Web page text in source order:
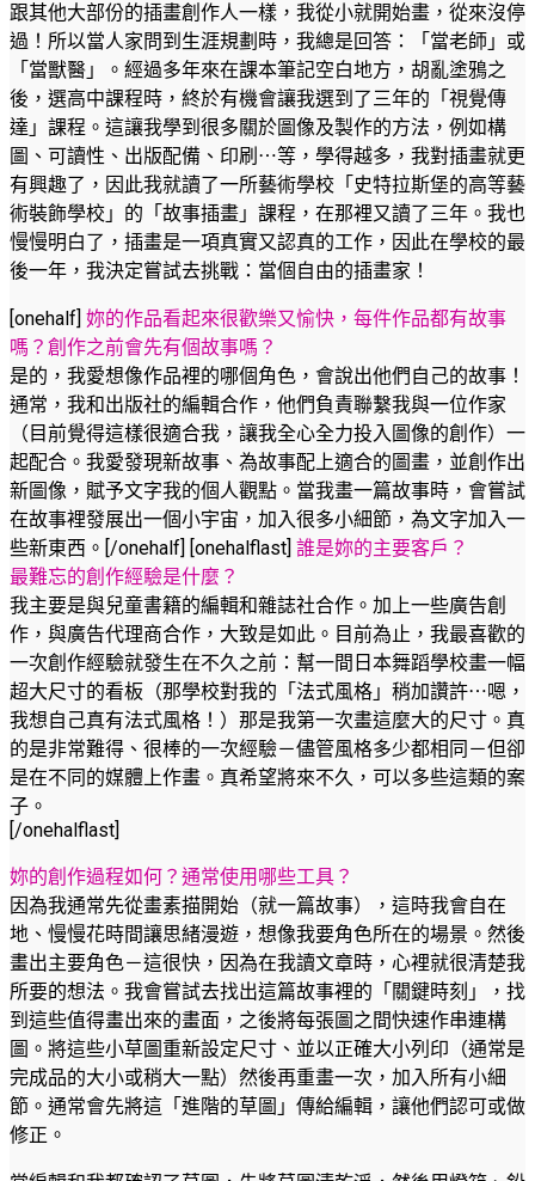
跟其他大部份的插畫創作人一樣，我從小就開始畫，從來沒停
過！所以當人家問到生涯規劃時，我總是回答：「當老師」或
「當獸醫」。經過多年來在課本筆記空白地方，胡亂塗鴉之
後，選高中課程時，終於有機會讓我選到了三年的「視覺傳
達」課程。這讓我學到很多關於圖像及製作的方法，例如構
圖、可讀性、出版配備、印刷⋯等，學得越多，我對插畫就更
有興趣了，因此我就讀了一所藝術學校「史特拉斯堡的高等藝
術裝飾學校」的「故事插畫」課程，在那裡又讀了三年。我也
慢慢明白了，插畫是一項真實又認真的工作，因此在學校的最
後一年，我決定嘗試去挑戰：當個自由的插畫家！
[onehalf] 妳的作品看起來很歡樂又愉快，每件作品都有故事
嗎？創作之前會先有個故事嗎？
是的，我愛想像作品裡的哪個角色，會說出他們自己的故事！
通常，我和出版社的編輯合作，他們負責聯繫我與一位作家
（目前覺得這樣很適合我，讓我全心全力投入圖像的創作）一
起配合。我愛發現新故事、為故事配上適合的圖畫，並創作出
新圖像，賦予文字我的個人觀點。當我畫一篇故事時，會嘗試
在故事裡發展出一個小宇宙，加入很多小細節，為文字加入一
些新東西。[/onehalf] [onehalflast] 誰是妳的主要客戶？
最難忘的創作經驗是什麼？
我主要是與兒童書籍的編輯和雜誌社合作。加上一些廣告創
作，與廣告代理商合作，大致是如此。目前為止，我最喜歡的
一次創作經驗就發生在不久之前：幫一間日本舞蹈學校畫一幅
超大尺寸的看板（那學校對我的「法式風格」稍加讚許⋯嗯，
我想自己真有法式風格！）那是我第一次畫這麼大的尺寸。真
的是非常難得、很棒的一次經驗－儘管風格多少都相同－但卻
是在不同的媒體上作畫。真希望將來不久，可以多些這類的案
子。
[/onehalflast]
妳的創作過程如何？通常使用哪些工具？
因為我通常先從畫素描開始（就一篇故事），這時我會自在
地、慢慢花時間讓思緒漫遊，想像我要角色所在的場景。然後
畫出主要角色－這很快，因為在我讀文章時，心裡就很清楚我
所要的想法。我會嘗試去找出這篇故事裡的「關鍵時刻」，找
到這些值得畫出來的畫面，之後將每張圖之間快速作串連構
圖。將這些小草圖重新設定尺寸、並以正確大小列印（通常是
完成品的大小或稍大一點）然後再重畫一次，加入所有小細
節。通常會先將這「進階的草圖」傳給編輯，讓他們認可或做
修正。